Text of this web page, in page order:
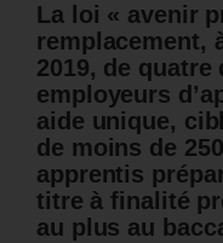
La loi « avenir
remplacement,
2019, de
employeurs
aide unique,
de moins de
apprentis
titre à finalité
au plus au